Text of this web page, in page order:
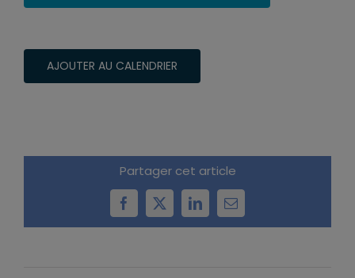
AJOUTER AU CALENDRIER
Partager cet article
Facebook
X LinkedInEmail